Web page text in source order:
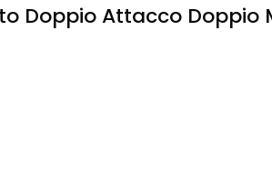
Doppio Attacco Doppio